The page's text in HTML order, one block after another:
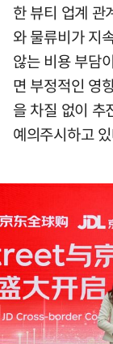
한 뷰티 업계 관
와 물류비가 지
않는 비용 부담
면 부정적인 영
을 차질 없이 추
예의주시하고